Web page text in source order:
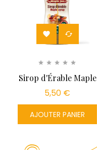
 
Sirop d'Érable Maple
Joe®...
5,50 €
AJOUTER PANIER